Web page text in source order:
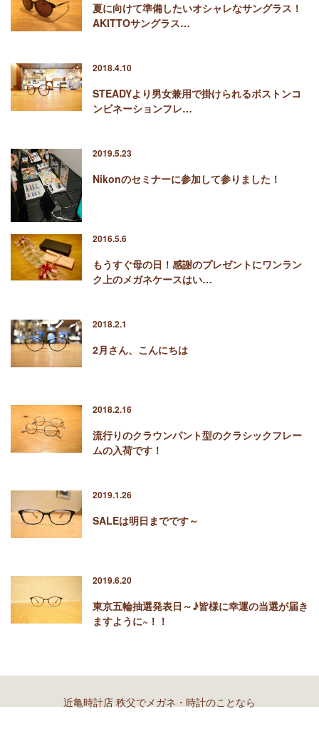
夏に向けて準備したいオシャレなサングラス！
AKITTOサングラス…
2018.4.10
STEADYより男女兼用で掛けられるボストンコ
ンビネーションフレ…
2019.5.23
Nikonのセミナーに参加して参りました！
2016.5.6
もうすぐ母の日！感謝のプレゼントにワンラン
ク上のメガネケースはい…
2018.2.1
2月さん、こんにちは
2018.2.16
流行りのクラウンパント型のクラシックフレー
ムの入荷です！
2019.1.26
SALEは明日までです～
2019.6.20
東京五輪抽選発表日～♪皆様に幸運の当選が届き
ますように~！！
近亀時計店 秩父でメガネ・時計のことなら